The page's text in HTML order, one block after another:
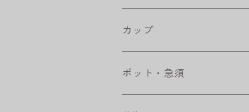
RONDE
ベベルボウル
丸皿
長皿
大鉢
中鉢
カップ
カップ
ポット・急須